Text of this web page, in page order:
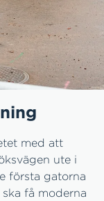
med att
ute i
första gatorna
få moderna